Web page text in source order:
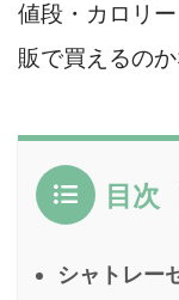
値段・カロリ
販で買えるの
目次
シャトレー